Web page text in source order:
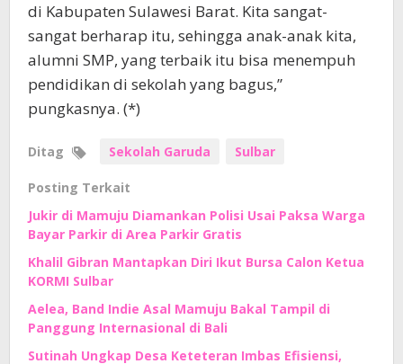
di Kabupaten Sulawesi Barat. Kita sangat-
sangat berharap itu, sehingga anak-anak kita,
alumni SMP, yang terbaik itu bisa menempuh
pendidikan di sekolah yang bagus,”
pungkasnya. (*)
Ditag Sekolah Garuda Sulbar
Posting Terkait
Jukir di Mamuju Diamankan Polisi Usai Paksa Warga
Bayar Parkir di Area Parkir Gratis
Khalil Gibran Mantapkan Diri Ikut Bursa Calon Ketua
KORMI Sulbar
Aelea, Band Indie Asal Mamuju Bakal Tampil di
Panggung Internasional di Bali
Sutinah Ungkap Desa Keteteran Imbas Efisiensi,